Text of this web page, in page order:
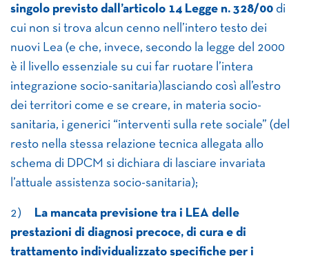
singolo previsto dall’articolo 14 Legge n. 328/00 di
cui non si trova alcun cenno nell’intero testo dei
nuovi Lea (e che, invece, secondo la legge del 2000
è il livello essenziale su cui far ruotare l’intera
integrazione socio-sanitaria)lasciando così all’estro
dei territori come e se creare, in materia socio-
sanitaria, i generici “interventi sulla rete sociale” (del
resto nella stessa relazione tecnica allegata allo
schema di DPCM si dichiara di lasciare invariata
l’attuale assistenza socio-sanitaria);
2)
La mancata previsione tra i LEA delle
prestazioni di diagnosi precoce, di cura e di
trattamento individualizzato specifiche per i